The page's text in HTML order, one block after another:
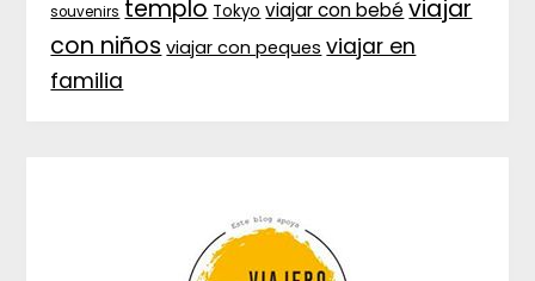
souvenirs templo Tokyo viajar con bebé viajar
con niños viajar con peques viajar en
familia